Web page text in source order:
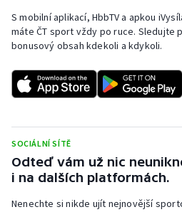
Rychlostní kanoistika
Short track
Sportovní střelba
Triatlon
Veslování
S mobilní aplikací, HbbTV a apkou
máte ČT sport vždy po ruce. Sledujte
bonusový obsah kdekoli a kdykoli.
SOCIÁLNÍ SÍTĚ
Odteď vám už nic
i na dalších platformách.
Nenechte si nikde ujít nejnovější